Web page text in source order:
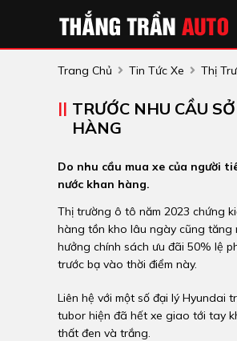
Trang Chủ Tin Tức Xe Thị
TRƯỚC NHU CẦU
HÀNG
Do nhu cầu mua xe của người
nước khan hàng.
Thị trường ô tô năm 2023 chứng
hàng tồn kho lâu ngày cũng tăng
hưởng chính sách ưu đãi 50% lệ
trước bạ vào thời điểm này.
Liên hệ với một số đại lý Hyundai
tubor hiện đã hết xe giao tới tay
thất đen và trắng.